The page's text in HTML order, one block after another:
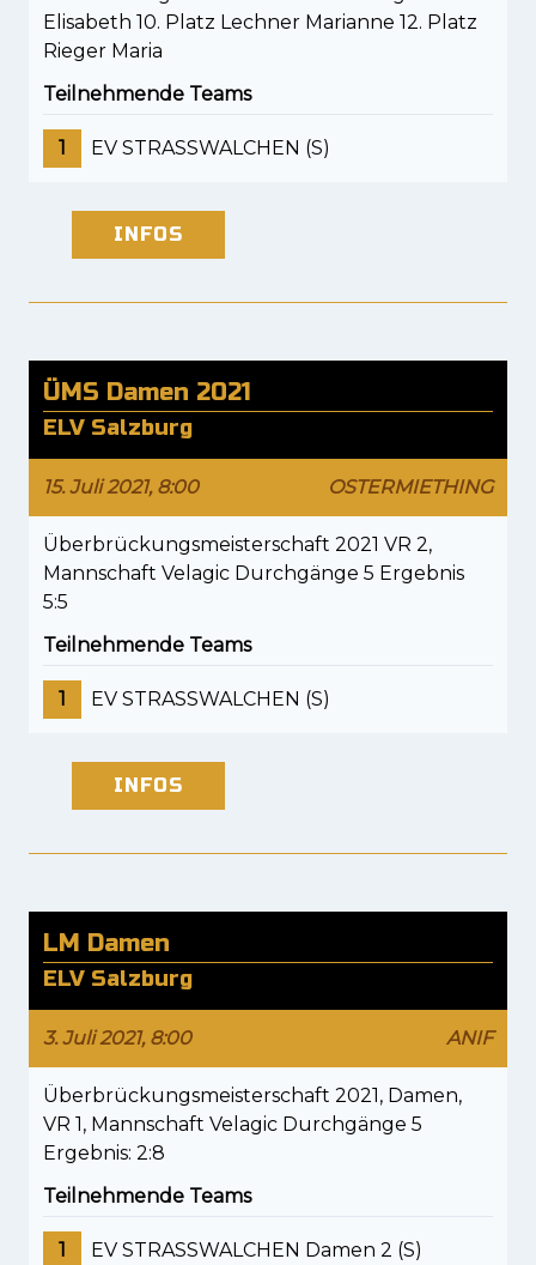
Elisabeth 10. Platz Lechner Marianne 12. Platz
Rieger Maria
Teilnehmende Teams
1 EV STRASSWALCHEN (S)
INFOS
ÜMS Damen 2021
ELV Salzburg
15. Juli 2021, 8:00 OSTERMIETHING
Überbrückungsmeisterschaft 2021 VR 2,
Mannschaft Velagic Durchgänge 5 Ergebnis
5:5
Teilnehmende Teams
1 EV STRASSWALCHEN (S)
INFOS
LM Damen
ELV Salzburg
3. Juli 2021, 8:00 ANIF
Überbrückungsmeisterschaft 2021, Damen,
VR 1, Mannschaft Velagic Durchgänge 5
Ergebnis: 2:8
Teilnehmende Teams
1 EV STRASSWALCHEN Damen 2 (S)